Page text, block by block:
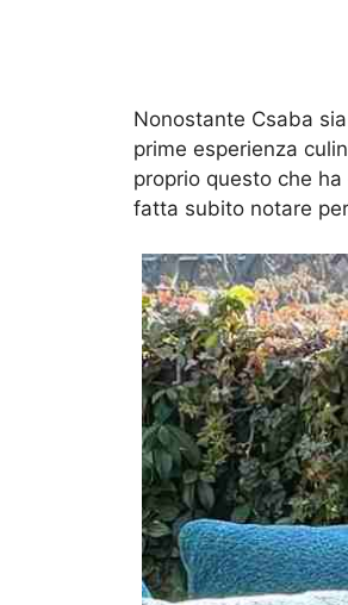
Nonostante Csaba
prime esperienza
proprio questo che
fatta subito notare